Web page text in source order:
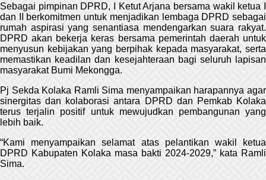
Sebagai pimpinan DPRD, I Ketut Arjana bersama wakil ketua I
dan II berkomitmen untuk menjadikan lembaga DPRD sebagai
rumah aspirasi yang senantiasa mendengarkan suara rakyat.
DPRD akan bekerja keras bersama pemerintah daerah untuk
menyusun kebijakan yang berpihak kepada masyarakat, serta
memastikan keadilan dan kesejahteraan bagi seluruh lapisan
masyarakat Bumi Mekongga.
Pj Sekda Kolaka Ramli Sima menyampaikan harapannya agar
sinergitas dan kolaborasi antara DPRD dan Pemkab Kolaka
terus terjalin positif untuk mewujudkan pembangunan yang
lebih baik.
“Kami menyampaikan selamat atas pelantikan wakil ketua
DPRD Kabupaten Kolaka masa bakti 2024-2029,” kata Ramli
Sima.